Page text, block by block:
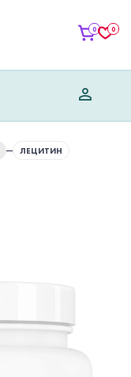
0 0
ЛЕЦИТИН